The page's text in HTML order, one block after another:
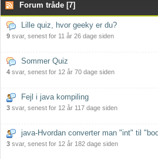
Forum tråde [7]
Lille quiz, hvor geeky er du?
9 svar, senest for 11 år 26 dage siden
Sommer Quiz
4 svar, senest for 12 år 70 dage siden
Fejl i java kompiling
3 svar, senest for 12 år 117 dage siden
java-Hvordan converter man "int" til
3 svar, senest for 12 år 182 dage siden